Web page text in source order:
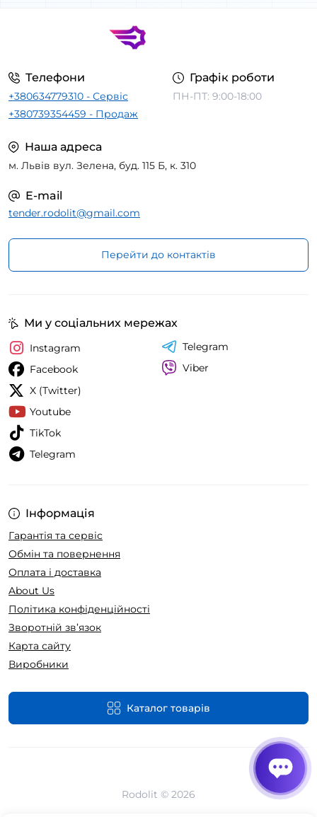
Телефони
+380634779310 - Сервіс
+380739354459 - Продаж
Графік роботи
ПН-ПТ: 9:00-18:00
Наша адреса
м. Львів вул. Зелена, буд. 115 Б, к. 310
E-mail
tender.rodolit@gmail.com
Перейти до контактів
Інформація
Гарантія та сервіс
Обмін та повернення
Оплата і доставка
About Us
Політика конфіденційності
Зворотній зв’язок
Карта сайту
Виробники
Каталог товарів
Ми у соціальних мережах
Instagram
Facebook
X (Twitter)
Youtube
TikTok
Telegram
Telegram
Viber
Rodolit © 2026